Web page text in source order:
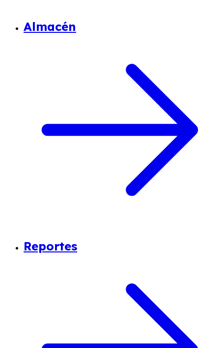
Almacén
Reportes